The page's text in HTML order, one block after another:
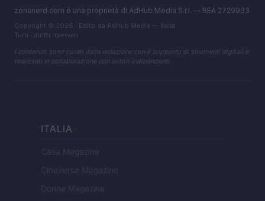
zonanerd.com è una proprietà di AdHub Media S.r.l. — REA 2729933
Copyright © 2026 · Edito da AdHub Media — Italia
Tutti i diritti riservati
I contenuti sono curati dalla redazione con il supporto di strumenti digitali e
realizzati in collaborazione con autori indipendenti.
ITALIA
Casa Magazine
Cineverse Magazine
Donne Magazine